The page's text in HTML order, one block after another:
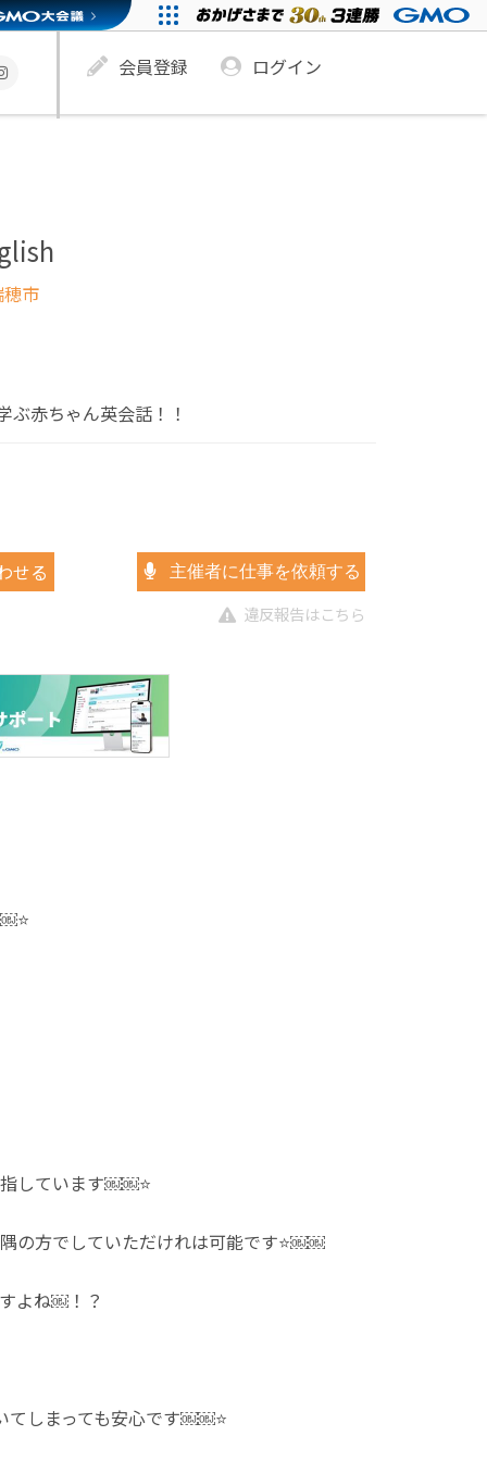
会員登録 ログイン
市
ぶ赤ちゃん英会話！！
せる 主催者に仕事を依頼する
違反報告はこちら
しています￼￼⭐
の方でしていただけれは可能です⭐￼￼
よね￼！？
てしまっても安心です￼￼⭐